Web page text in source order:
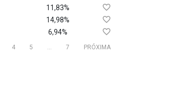
11,83%
14,98%
6,94%
4 5 ... 7 PRÓXIMA